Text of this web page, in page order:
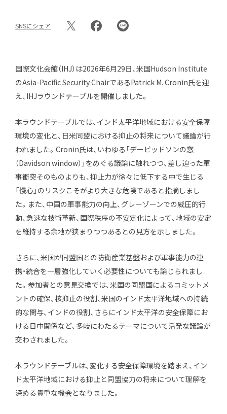
エキスパート
出版物・報告書
お知らせ
インターンシップ
お問い合わせ
メルマガ登録
会員専用サイト
JP EN
SNSにシェア
国際文化会館（IHJ）は2026年6月29日、米国Hudson Institute
のAsia-Pacific Security ChairであるPatrick M. Cronin氏を迎
え、IHJラウンドテーブルを開催しました。
本ラウンドテーブルでは、インド太平洋地域における安全保障
環境の変化と、日米同盟における抑止の将来について議論が行
われました。Cronin氏は、いわゆる「デービッドソンの窓
（Davidson window）」をめぐる議論に触れつつ、差し迫った軍
事衝突そのものよりも、抑止力が徐々に低下する中で生じる
「慢心」のリスクこそがより大きな危険であると指摘しまし
た。また、中国の軍事能力の向上、グレーゾーンでの威圧的行
動、急速な技術革新、国際秩序の不安定化によって、地域の安定
を維持する余地が狭まりつつあるとの見方を示しました。
さらに、米国が同盟国との防衛産業基盤および軍事能力の連
携・統合を一層強化していく必要性についても論じられまし
た。参加者との意見交換では、米国の同盟国によるコミットメ
ントの確保、核抑止の役割、米国のインド太平洋地域への持続
的な関与、インドの役割、さらにインド太平洋の安全保障にお
ける日中関係など、多岐にわたるテーマについて活発な議論が
交わされました。
本ラウンドテーブルは、変化する安全保障環境を踏まえ、イン
ド太平洋地域における抑止と同盟協力の将来について理解を
深める貴重な機会となりました。